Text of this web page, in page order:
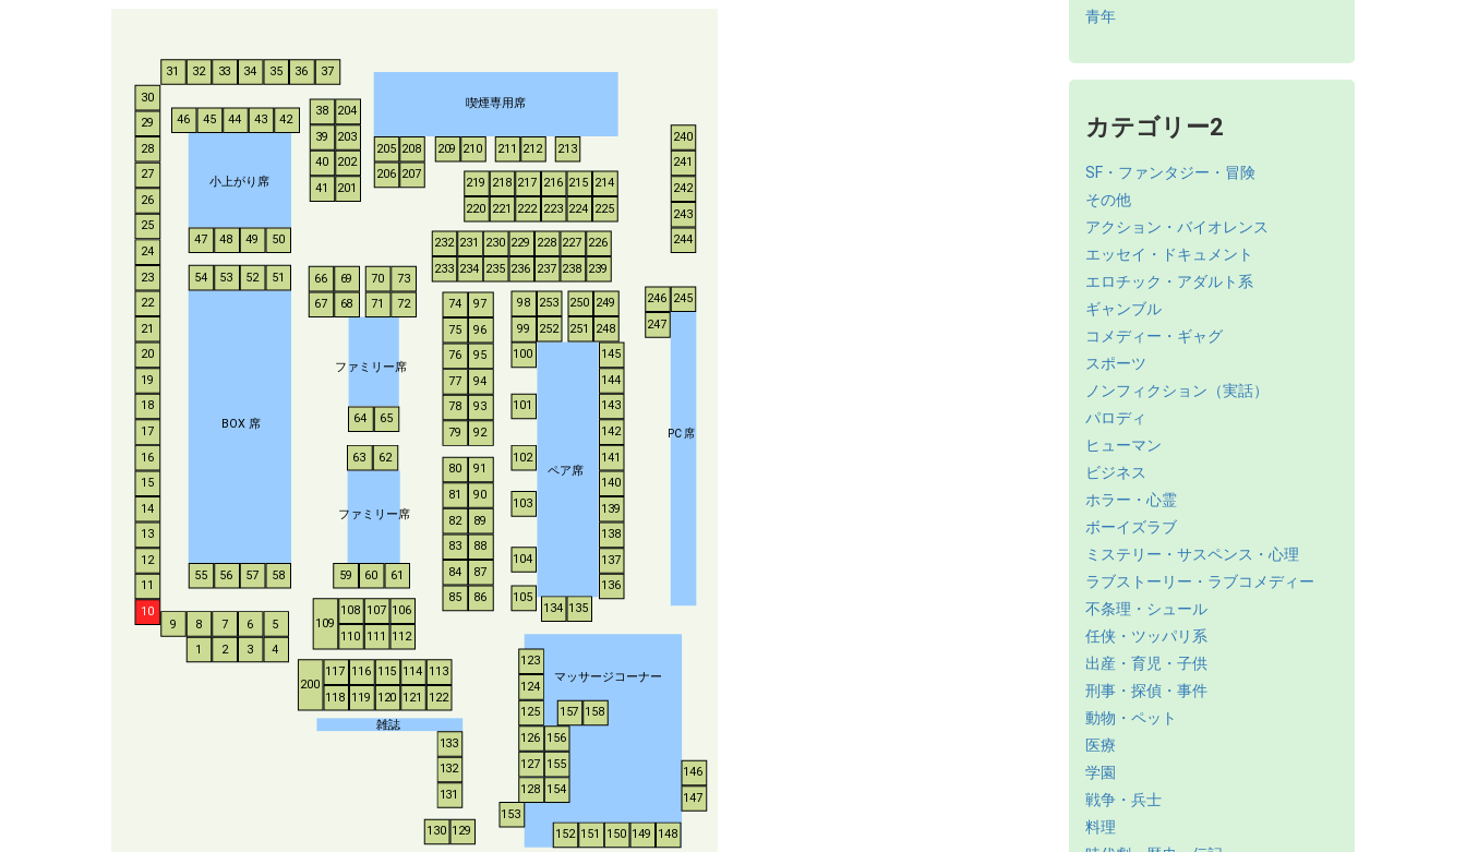
小上がり席
BOX 席
ファミリー席
ファミリー席
喫煙専用席
ペア席
PC 席
マッサージコーナー
雑誌
1 2 3 4
5
6
7
8
9
10
11
12
13
14
15
16
17
18
19
20
21
22
23
24
25
26
27
28
29
30
31 32 33 34 35 36 37
38
39
40
41
42
43
44
45
46
47 48 49 50
51
52
53
54
55 56 57 58 59 60 61
62
63
64 65
66
67
68
69
70
71
72
73
74
75
76
77
78
79
80
81
82
83
84
85
86
87
88
89
90
91
92
93
94
95
96
97 98
99
100
101
102
103
104
105
106
107
108
109
110 111 112
113
114
115
116
117
118 119 120 121 122
123
124
125
126
127
128
129
130
131
132
133
134 135
136
137
138
139
140
141
142
143
144
145
146
147
148
149
150
151
152
153
154
155
156
157 158
200
201
202
203
204
205
206 207
208 209 210 211 212 213
214
215
216
217
218
219
220 221 222 223 224 225
226
227
228
229
230
231
232
233 234 235 236 237 238 239
240
241
242
243
244
245
246
247
248
249
250
251
252
253
青年
カテゴリー2
SF・ファンタジー・冒険
その他
アクション・バイオレンス
エッセイ・ドキュメント
エロチック・アダルト系
ギャンブル
コメディー・ギャグ
スポーツ
ノンフィクション（実話）
パロディ
ヒューマン
ビジネス
ホラー・心霊
ボーイズラブ
ミステリー・サスペンス・心理
ラブストーリー・ラブコメディー
不条理・シュール
任侠・ツッパリ系
出産・育児・子供
刑事・探偵・事件
動物・ペット
医療
学園
戦争・兵士
料理